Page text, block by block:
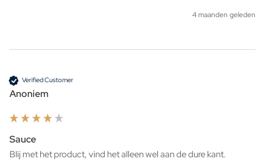
4 maanden geleden
Verified Customer
Anoniem
Sauce
Blij met het product, vind het alleen wel aan de dure kant.